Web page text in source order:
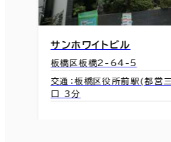
サンホワイトビル
板橋区板橋2-64-5
交通：板橋区役所前駅(都営三田線) A2